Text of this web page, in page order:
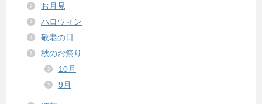
お月見
ハロウィン
敬老の日
秋のお祭り
10月
9月